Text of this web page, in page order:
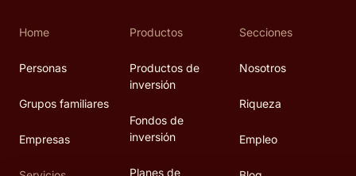
Home
Personas
Grupos familiares
Empresas
Productos
Productos de
inversión
Fondos de
inversión
Planes de
Secciones
Nosotros
Riqueza
Empleo